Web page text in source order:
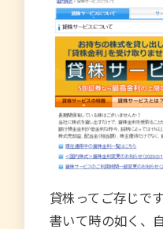
貸株ってご存じで
書いて時の如く、